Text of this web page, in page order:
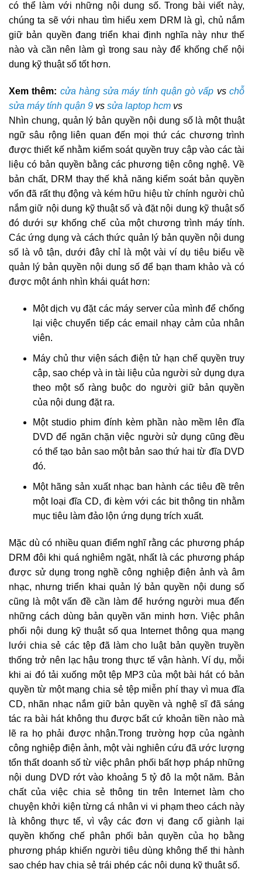
có thể làm với những nội dung số. Trong bài viết này,
chúng ta sẽ với nhau tìm hiểu xem DRM là gì, chủ nắm
giữ bản quyền đang triển khai định nghĩa này như thế
nào và cần nên làm gì trong sau này để khống chế nội
dung kỹ thuật số tốt hơn.
Xem thêm: cửa hàng sửa máy tính quận gò vấp vschỗ
sửa máy tính quận 9 vs sửa laptop hcm vs
Nhìn chung, quản lý bản quyền nội dung số là một thuật
ngữ sâu rộng liên quan đến mọi thứ các chương trình
được thiết kế nhằm kiểm soát quyền truy cập vào các tài
liệu có bản quyền bằng các phương tiện công nghệ. Về
bản chất, DRM thay thế khả năng kiểm soát bản quyền
vốn đã rất thụ động và kém hữu hiệu từ chính người chủ
nắm giữ nội dung kỹ thuật số và đặt nội dung kỹ thuật số
đó dưới sự khống chế của một chương trình máy tính.
Các ứng dụng và cách thức quản lý bản quyền nội dung
số là vô tận, dưới đây chỉ là một vài ví dụ tiêu biểu về
quản lý bản quyền nội dung số để bạn tham khảo và có
được một ánh nhìn khái quát hơn:
Một dịch vụ đặt các máy server của mình để chống
lại việc chuyển tiếp các email nhạy cảm của nhân
viên.
Máy chủ thư viện sách điện tử hạn chế quyền truy
cập, sao chép và in tài liệu của người sử dụng dựa
theo một số ràng buộc do người giữ bản quyền
của nội dung đặt ra.
Một studio phim đính kèm phần nào mềm lên đĩa
DVD để ngăn chặn việc người sử dụng cũng đều
có thể tạo bản sao một bản sao thứ hai từ đĩa DVD
đó.
Một hãng sản xuất nhạc ban hành các tiêu đề trên
một loại đĩa CD, đi kèm với các bit thông tin nhằm
mục tiêu làm đảo lộn ứng dụng trích xuất.
Mặc dù có nhiều quan điểm nghĩ rằng các phương pháp
DRM đôi khi quá nghiêm ngặt, nhất là các phương pháp
được sử dụng trong nghề công nghiệp điện ảnh và âm
nhạc, nhưng triển khai quản lý bản quyền nội dung số
cũng là một vấn đề cần làm để hướng người mua đến
những cách dùng bản quyền văn minh hơn. Việc phân
phối nội dung kỹ thuật số qua Internet thông qua mạng
lưới chia sẻ các tệp đã làm cho luật bản quyền truyền
thống trở nên lạc hậu trong thực tế vận hành. Ví dụ, mỗi
khi ai đó tải xuống một tệp MP3 của một bài hát có bản
quyền từ một mạng chia sẻ tệp miễn phí thay vì mua đĩa
CD, nhãn nhạc nắm giữ bản quyền và nghệ sĩ đã sáng
tác ra bài hát không thu được bất cứ khoản tiền nào mà
lẽ ra họ phải được nhận.Trong trường hợp của ngành
công nghiệp điện ảnh, một vài nghiên cứu đã ước lượng
tổn thất doanh số từ việc phân phối bất hợp pháp những
nội dung DVD rớt vào khoảng 5 tỷ đô la một năm. Bản
chất của việc chia sẻ thông tin trên Internet làm cho
chuyện khởi kiện từng cá nhân vi vi phạm theo cách này
là không thực tế, vì vậy các đơn vị đang cố giành lại
quyền khống chế phân phối bản quyền của họ bằng
phương pháp khiến người tiêu dùng không thể thi hành
sao chép hay chia sẻ trái phép các nội dung kỹ thuật số.